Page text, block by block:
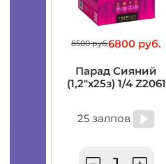
8500 руб.6800 руб.
Парад Сияний
(1,2"х25з) 1/4 Z2061
25 залпов